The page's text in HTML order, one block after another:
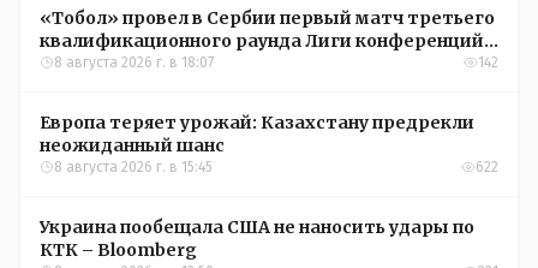
«Тобол» провел в Сербии первый матч третьего
квалификационного раунда Лиги конференций
УЕФА
8 августа 2026 г. в 18:07 142
Европа теряет урожай: Казахстану предрекли
неожиданный шанс
8 августа 2026 г. в 15:45 622
Украина пообещала США не наносить удары по
КТК – Bloomberg